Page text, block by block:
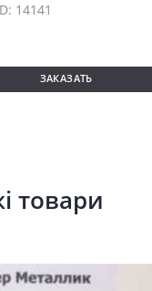
14141
ЗАКАЗАТЬ
товари